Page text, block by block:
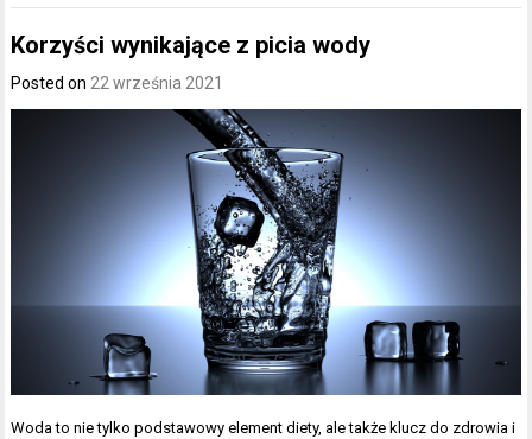
Korzyści wynikające z picia wody
Posted on 22 września 2021
Woda to nie tylko podstawowy element diety, ale także klucz do zdrowia i